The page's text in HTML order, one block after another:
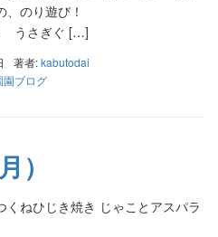
の、のり遊び！
うさぎぐ […]
著者:kabutodai
園ブログ
）
じき焼き じゃことアスパラ